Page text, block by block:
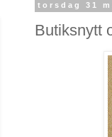
torsdag 31
Butiksnytt